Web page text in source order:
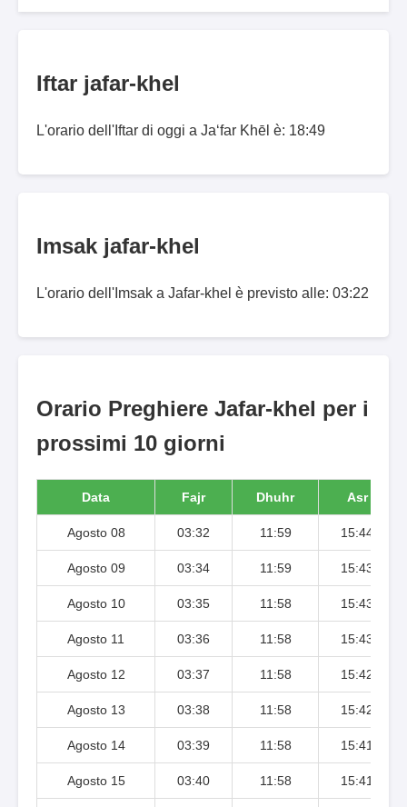
Iftar jafar-khel
L'orario dell'Iftar di oggi a Ja‘far Khēl è: 18:49
Imsak jafar-khel
L'orario dell'Imsak a Jafar-khel è previsto alle: 03:22
Orario Preghiere Jafar-khel per i
prossimi 10 giorni
Data Fajr Dhuhr Asr
Agosto 08 03:32 11:59 15:44
Agosto 09 03:34 11:59 15:43
Agosto 10 03:35 11:58 15:43
Agosto 11 03:36 11:58 15:43
Agosto 12 03:37 11:58 15:42
Agosto 13 03:38 11:58 15:42
Agosto 14 03:39 11:58 15:41
Agosto 15 03:40 11:58 15:41